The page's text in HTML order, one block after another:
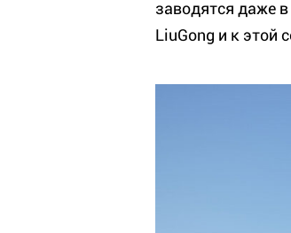
заводятся даже
LiuGong и к этой